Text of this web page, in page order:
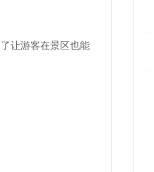
让游客在景区也能